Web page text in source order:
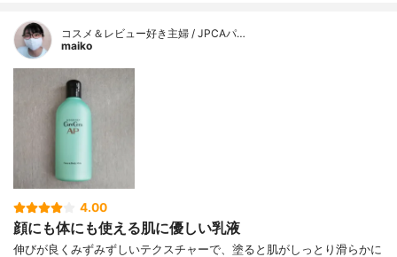
コスメ＆レビュー好き主婦 / JPCAパ…
maiko
4.00
顔にも体にも使える肌に優しい乳液
伸びが良くみずみずしいテクスチャーで、塗ると肌がしっとり滑らかに